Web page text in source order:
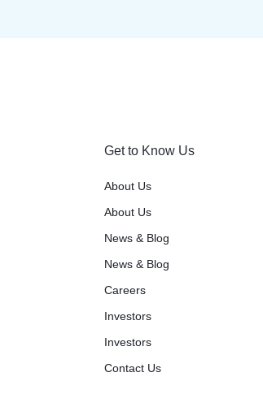
Get to Know Us
About Us
About Us
News & Blog
News & Blog
Careers
Investors
Investors
Contact Us